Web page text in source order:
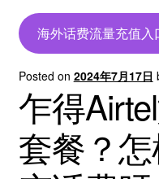
公司介绍
海外话费流量充值入
Posted on 2024年7月17日
乍得
套餐？